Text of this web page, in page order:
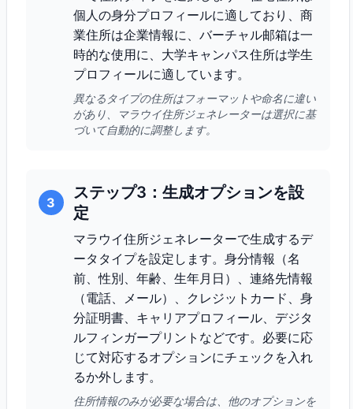
個人の身分プロフィールに適しており、商
業住所は企業情報に、バーチャル邮箱は一
時的な使用に、大学キャンパス住所は学生
プロフィールに適しています。
異なるタイプの住所はフォーマットや命名に違い
があり、マラウイ住所ジェネレーターは選択に基
づいて自動的に調整します。
3
ステップ3：生成オプションを設
定
マラウイ住所ジェネレーターで生成するデ
ータタイプを設定します。身分情報（名
前、性別、年齢、生年月日）、連絡先情報
（電話、メール）、クレジットカード、身
分証明書、キャリアプロフィール、デジタ
ルフィンガープリントなどです。必要に応
じて対応するオプションにチェックを入れ
るか外します。
住所情報のみが必要な場合は、他のオプションを